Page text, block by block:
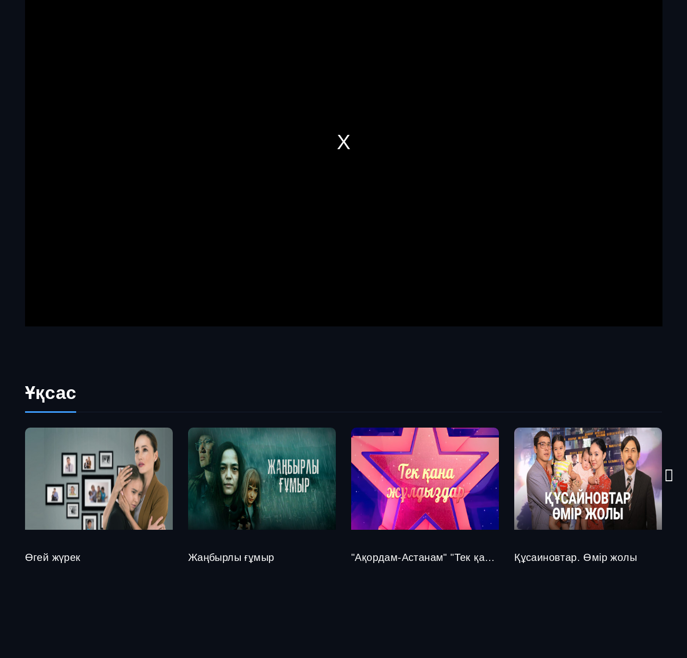
Ұқсас
Өгей жүрек Жаңбырлы ғұмыр "Ақордам-Астанам" "Тек қана жұлдыздар" Құсаиновтар. Өмір жолы